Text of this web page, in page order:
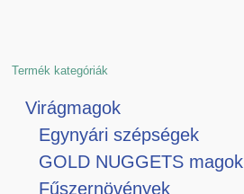
Termék kategóriák
Virágmagok
Egynyári szépségek
GOLD NUGGETS magok
Fűszernövények